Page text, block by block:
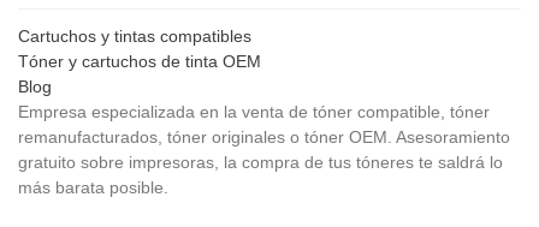
Cartuchos y tintas compatibles
Tóner y cartuchos de tinta OEM
Blog
Empresa especializada en la venta de tóner compatible, tóner
remanufacturados, tóner originales o tóner OEM. Asesoramiento
gratuito sobre impresoras, la compra de tus tóneres te saldrá lo
más barata posible.